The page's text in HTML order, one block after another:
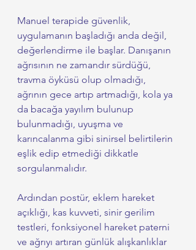
Manuel terapide güvenlik,
uygulamanın başladığı anda değil,
değerlendirme ile başlar. Danışanın
ağrısının ne zamandır sürdüğü,
travma öyküsü olup olmadığı,
ağrının gece artıp artmadığı, kola ya
da bacağa yayılım bulunup
bulunmadığı, uyuşma ve
karıncalanma gibi sinirsel belirtilerin
eşlik edip etmediği dikkatle
sorgulanmalıdır.
Ardından postür, eklem hareket
açıklığı, kas kuvveti, sinir gerilim
testleri, fonksiyonel hareket paterni
ve ağrıyı artıran günlük alışkanlıklar